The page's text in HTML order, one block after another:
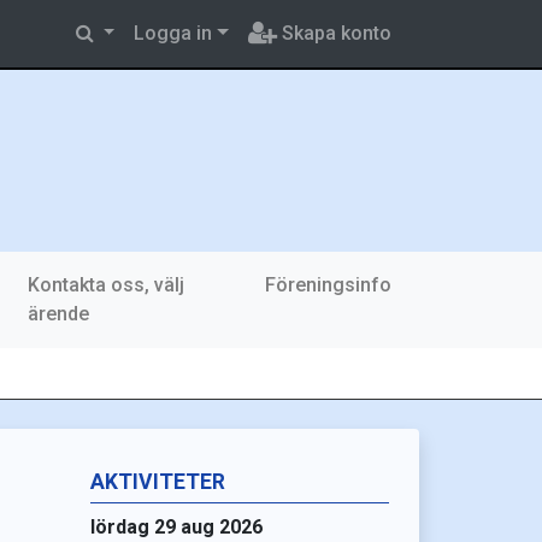
Logga in Skapa konto
Kontakta oss, välj
ärende
Föreningsinfo
AKTIVITETER
lördag 29 aug 2026